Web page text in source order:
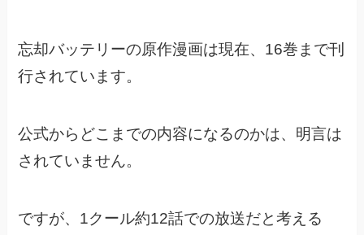
忘却バッテリーの原作漫画は現在、16巻まで刊
行されています。
公式からどこまでの内容になるのかは、明言は
されていません。
ですが、1クール約12話での放送だと考える